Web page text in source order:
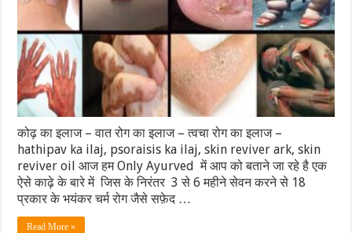
कोढ़ का इलाज – वात रोग का इलाज – त्वचा रोग का इलाज –
hathipav ka ilaj, psoraisis ka ilaj, skin reviver ark, skin
reviver oil आज हम Only Ayurved में आप को बताने जा रहे है एक
ऐसे काढ़े के बारे में जिस के निरंतर 3 से 6 महीने सेवन करने से 18
प्रकार के भयंकर चर्म रोग जैसे सफ़ेद …
Read More »